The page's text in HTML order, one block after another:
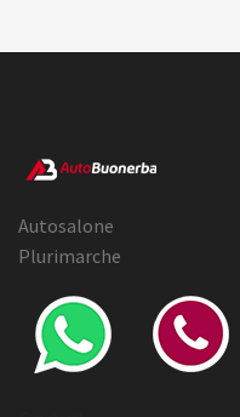
Autosalone
Plurimarche